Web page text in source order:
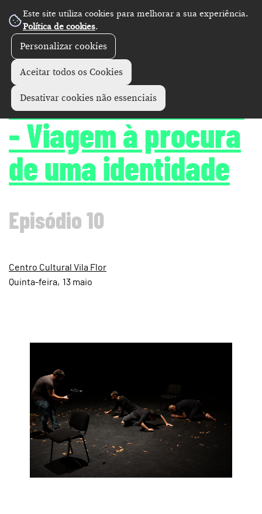
Este site utiliza cookies para melhorar a sua experiência.
Política de cookies.
Personalizar cookies
Aceitar todos os Cookies
Desativar cookies não essenciais
Artes performativas Visitas
Persona Guimarães
- Viagem à procura
de uma identidade
Episódio 10
Centro Cultural Vila Flor
13 maio
Quinta